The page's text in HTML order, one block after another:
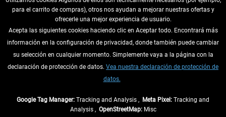
DESISTIR DEL CONTRATO
INFORMACIÓN
para el carrito de compras), otros nos ayudan a mejorar nuestras ofertas y
ofrecerle una mejor experiencia de usuario.
Acepta las siguientes cookies haciendo clic en Aceptar todo. Encontrará más
información en la configuración de privacidad, donde también puede cambiar
su selección en cualquier momento. Simplemente vaya a la página con la
declaración de protección de datos. Vea nuestra declaración de protección de
datos.
Google Tag Manager: Tracking and Analysis , Meta Pixel: Tracking and
Analysis , OpenStreetMap:Misc